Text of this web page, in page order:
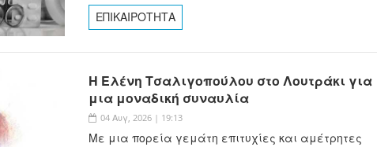
ΕΠΙΚΑΙΡΟΤΗΤΑ
Η Ελένη Τσαλιγοπούλου στο Λουτράκι για
μια μοναδική συναυλία
04 Αυγ, 2026 | 19:13
Με μια πορεία γεμάτη επιτυχίες και αμέτρητες